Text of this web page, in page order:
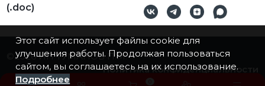
(.doc)
©2026ИП ТУМАНОВ П.М.
Политика конфиденциальности
Этот сайт использует файлы cookie для
улучшения работы. Продолжая пользоваться
сайтом, вы соглашаетесь на их использование.
Подробнее